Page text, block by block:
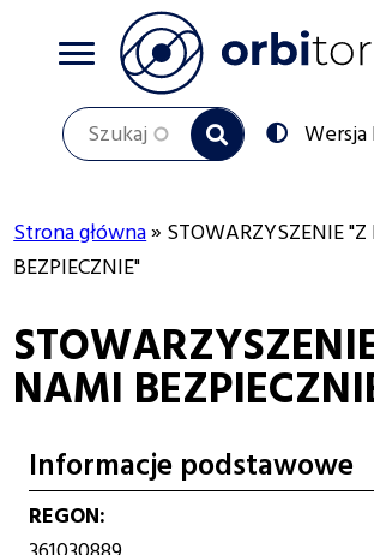
Szukaj
na:
Ścieżka
nawigacyjna
Strona główna
STOWARZYSZENIE
BEZPIECZNIE"
NAMI
Informacje podstawowe
REGON